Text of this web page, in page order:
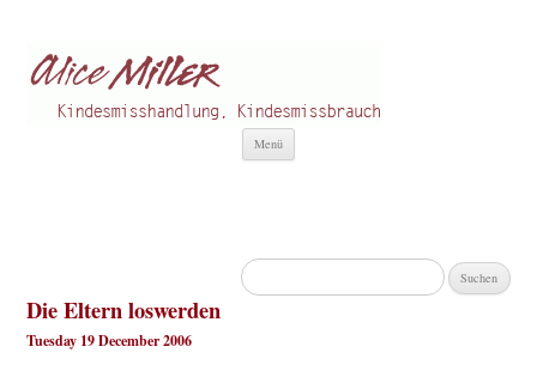
Menü
Suchen
nach:
Die Eltern loswerden
Tuesday 19 December 2006